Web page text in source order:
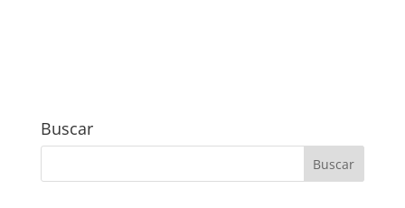
Buscar